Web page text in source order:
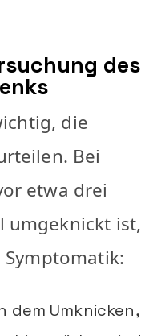
des
die
Bei
etwa drei
umgeknickt ist,
dem Umknicken,